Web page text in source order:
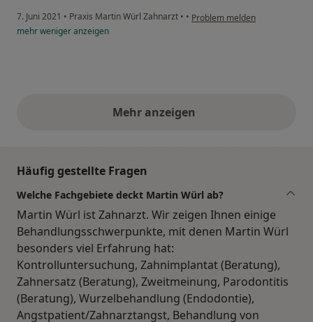
7. Juni 2021 • Praxis Martin Würl Zahnarzt • • Problem melden
mehrwenigeranzeigen
Mehr anzeigenobige Stellungnahmen
Häufig gestellte Fragen
Welche Fachgebiete deckt Martin Würl ab?
Martin Würl ist Zahnarzt. Wir zeigen Ihnen einige
Behandlungsschwerpunkte, mit denen Martin Würl
besonders viel Erfahrung hat:
Kontrolluntersuchung, Zahnimplantat (Beratung),
Zahnersatz (Beratung), Zweitmeinung, Parodontitis
(Beratung), Wurzelbehandlung (Endodontie),
Angstpatient/Zahnarztangst, Behandlung von